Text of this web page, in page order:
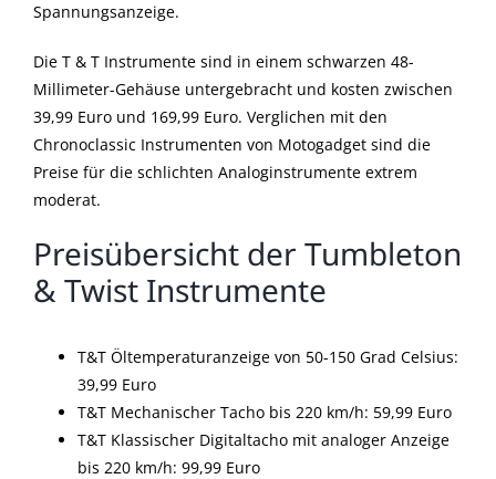
Spannungsanzeige.
Die T & T Instrumente sind in einem schwarzen 48-
Millimeter-Gehäuse untergebracht und kosten zwischen
39,99 Euro und 169,99 Euro. Verglichen mit den
Chronoclassic Instrumenten von Motogadget sind die
Preise für die schlichten Analoginstrumente extrem
moderat.
Preisübersicht der Tumbleton
& Twist Instrumente
T&T Öltemperaturanzeige von 50-150 Grad Celsius:
39,99 Euro
T&T Mechanischer Tacho bis 220 km/h: 59,99 Euro
T&T Klassischer Digitaltacho mit analoger Anzeige
bis 220 km/h: 99,99 Euro